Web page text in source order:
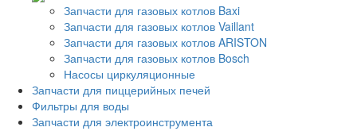
Запчасти для газовых котлов Baxi
Запчасти для газовых котлов Vaillant
Запчасти для газовых котлов ARISTON
Запчасти для газовых котлов Bosch
Насосы циркуляционные
Запчасти для пиццерийных печей
Фильтры для воды
Запчасти для электроинструмента